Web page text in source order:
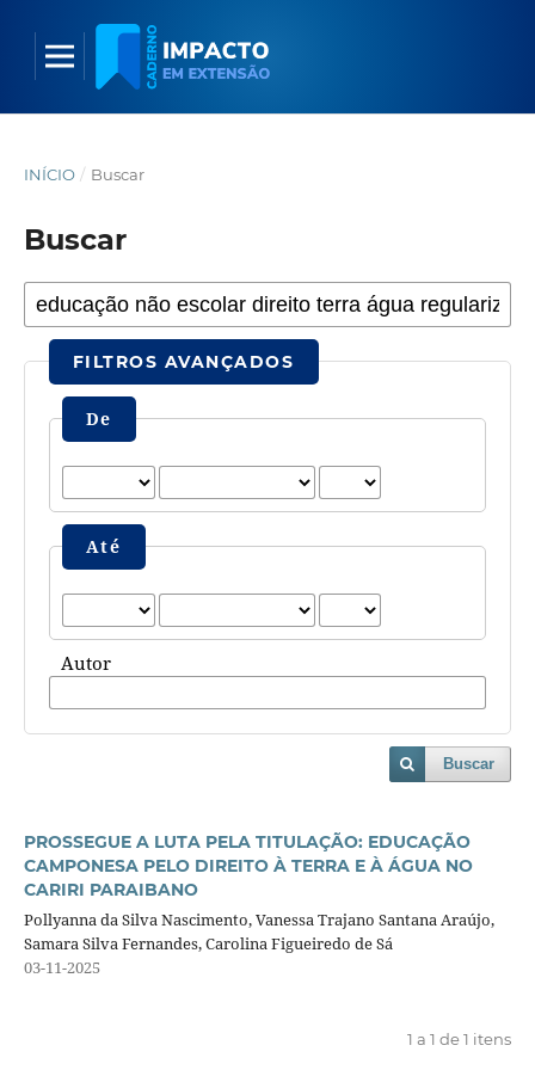
INÍCIO / Buscar
Buscar
FILTROS AVANÇADOS
De
Até
Autor
Buscar
PROSSEGUE A LUTA PELA TITULAÇÃO: EDUCAÇÃO
CAMPONESA PELO DIREITO À TERRA E À ÁGUA NO
CARIRI PARAIBANO
Pollyanna da Silva Nascimento, Vanessa Trajano Santana Araújo,
Samara Silva Fernandes, Carolina Figueiredo de Sá
03-11-2025
1 a 1 de 1 itens